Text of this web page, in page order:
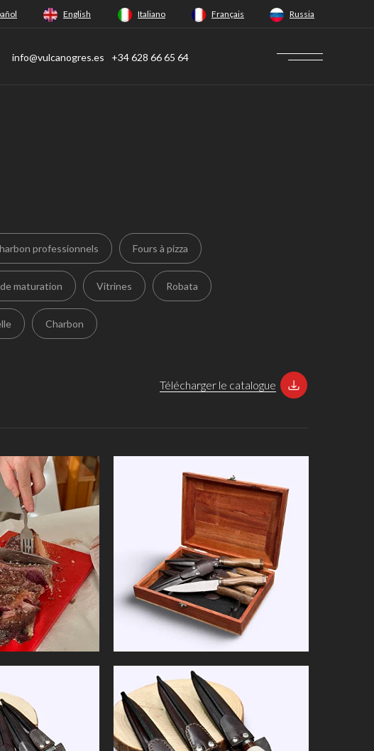
English Italiano Français Russia
info@vulcanogres.es +34 628 66 65 64
professionnels Fours à pizza
maturation Vitrines Robata
Charbon
Télécharger le catalogue